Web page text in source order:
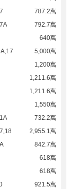
787.2萬
792.7萬
640萬
5,000萬
1,200萬
1,211.6萬
1,211.6萬
1,550萬
732.2萬
2,955.1萬
842.7萬
618萬
618萬
921.5萬